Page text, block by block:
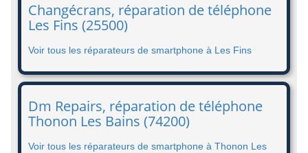
Changécrans, réparation de téléphone
Les Fins (25500)
Voir tous les réparateurs de smartphone à Les Fins
Dm Repairs, réparation de téléphone
Thonon Les Bains (74200)
Voir tous les réparateurs de smartphone à Thonon Les